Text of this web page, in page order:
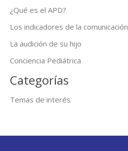
¿Qué es el APD?
Los indicadores de la comunicación
La audición de su hijo
Conciencia Pediátrica
Categorías
Temas de interés